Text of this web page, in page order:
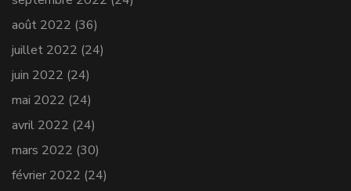
août 2022 (36)
juillet 2022 (24)
juin 2022 (24)
mai 2022 (24)
avril 2022 (24)
mars 2022 (30)
février 2022 (24)